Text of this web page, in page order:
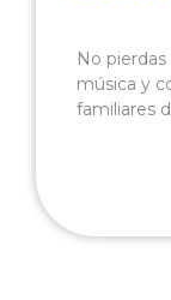
No
música y
familiares